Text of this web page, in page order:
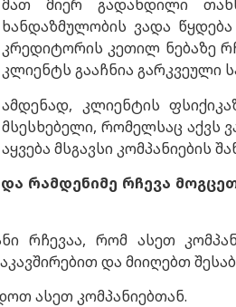
მათ მიერ გადახდილი
ხანდაზმულობის ვადა
კრედიტორის კეთილ ნებაზე
კლიენტს გააჩნია გარკვეული
ამდენად, კლიენტის
მსესხებელი, რომელსაც აქვს
აყვება მსგავსი კომპანიების
რამდენიმე რჩევა
რჩევაა, რომ ასეთ
და მიიღებთ
ასეთ კომპანიებთან.